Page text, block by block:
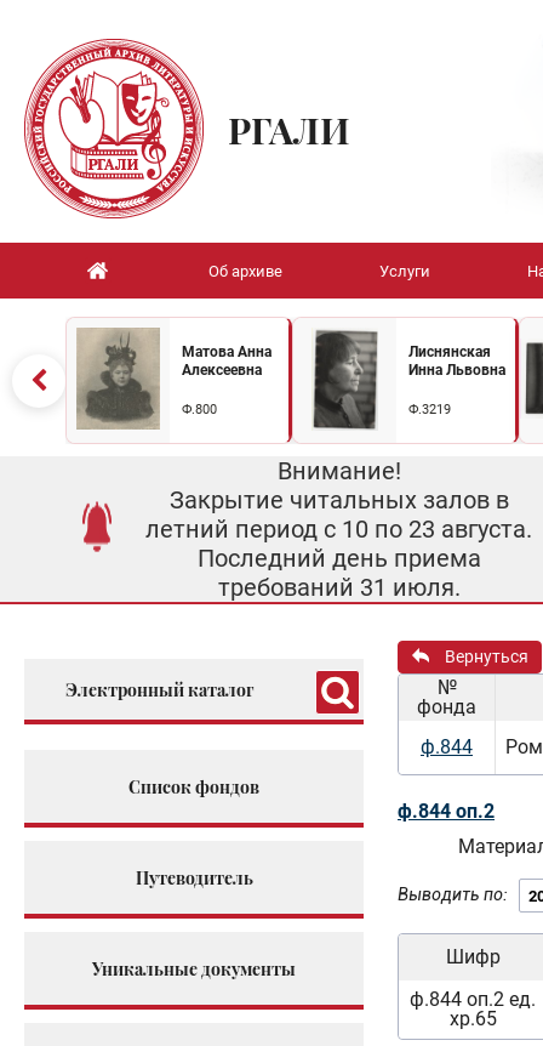
РГАЛИ
Об архиве Услуги
Матова Анна
Алексеевна
Ф.800
Лиснянская
Инна Львовна
Ф.3219
Внимание!
Закрытие читальных залов в
летний период с 10 по 23 августа.
Последний день приема
требований 31 июля.
Электронный каталог
Список фондов
Путеводитель
Уникальные документы
Вернуться
№
фонда
ф.844
ф.844 оп.2
Выводить по:
Шифр
ф.844 оп.2 ед.
хр.65